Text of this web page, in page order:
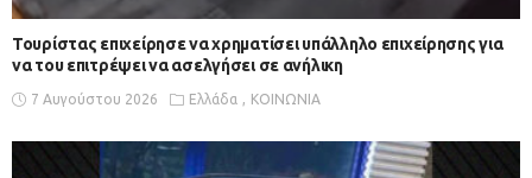
Τουρίστας επιχείρησε να χρηματίσει υπάλληλο επιχείρησης για
να του επιτρέψει να ασελγήσει σε ανήλικη
7 Αυγούστου 2026 Ελλάδα ΚΟΙΝΩΝΙΑ